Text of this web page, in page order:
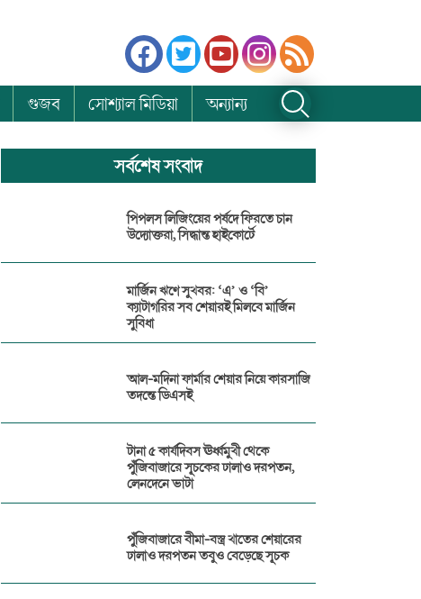
গুজব সোশ্যাল মিডিয়া অন্যান্য
সর্বশেষ সংবাদ
পিপলস লিজিংয়ের পর্ষদে ফিরতে চান
উদ্যোক্তরা, সিদ্ধান্ত হাইকোর্টে
মার্জিন ঋণে সুখবর: ‘এ’ ও ‘বি’
ক্যাটাগরির সব শেয়ারই মিলবে মার্জিন
সুবিধা
আল-মদিনা ফার্মার শেয়ার নিয়ে কারসাজি
তদন্তে ডিএসই
টানা ৫ কার্যদিবস ঊর্ধ্বমুখী থেকে
পুঁজিবাজারে সূচকের ঢালাও দরপতন,
লেনদেনে ভাটা
পুঁজিবাজারে বীমা-বস্ত্র খাতের শেয়ারের
ঢালাও দরপতন তবুও বেড়েছে সূচক